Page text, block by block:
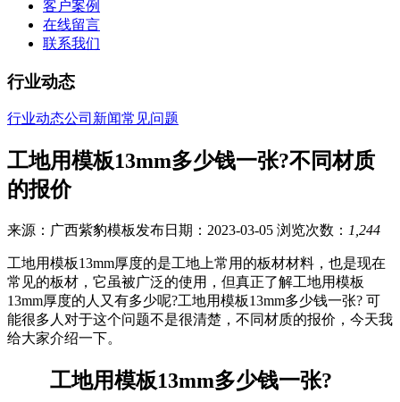
客户案例
在线留言
联系我们
行业动态
行业动态公司新闻常见问题
工地用模板13mm多少钱一张?不同材质
的报价
来源：广西紫豹模板发布日期：2023-03-05 浏览次数： 1,244
工地用模板13mm厚度的是工地上常用的板材材料，也是现在
常见的板材，它虽被广泛的使用，但真正了解工地用模板
13mm厚度的人又有多少呢?工地用模板13mm多少钱一张? 可
能很多人对于这个问题不是很清楚，不同材质的报价，今天我
给大家介绍一下。
工地用模板13mm多少钱一张?